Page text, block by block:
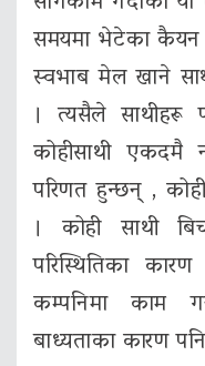
समयमा भेटेका
स्वभाब मेल खाने
। त्यसैले साथीहरू
कोहीसाथी एकदमै
परिणत हुन्छन् ,
। कोही साथी
परिस्थितिका
कम्पनिमा काम
बाध्यताका कारण